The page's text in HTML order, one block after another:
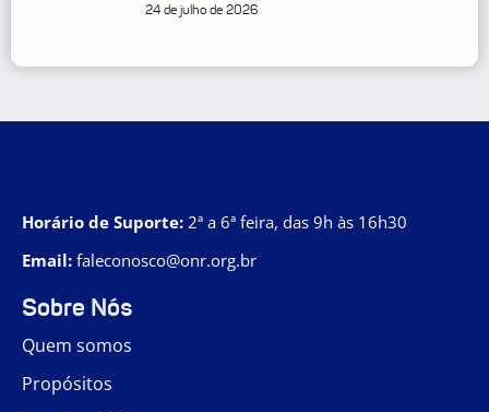
24 de julho de 2026
Horário de Suporte: 2ª a 6ª feira, das 9h às 16h30
Email: faleconosco@onr.org.br
Sobre Nós
Quem somos
Propósitos